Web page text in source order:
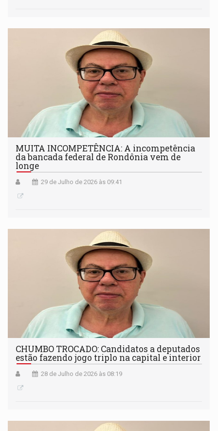
MUITA INCOMPETÊNCIA: A incompetência
da bancada federal de Rondônia vem de
longe
29 de Julho de 2026 às 09:41
CHUMBO TROCADO: Candidatos a deputados
estão fazendo jogo triplo na capital e interior
28 de Julho de 2026 às 08:19